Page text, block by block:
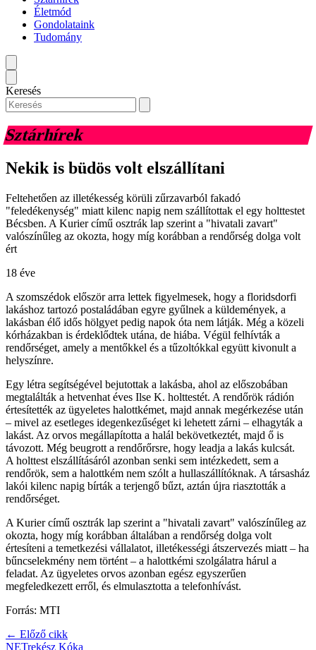
Életmód
Gondolataink
Tudomány
Keresés
Sztárhírek
Nekik is büdös volt elszállítani
Feltehetően az illetékesség körüli zűrzavarból fakadó
"feledékenység" miatt kilenc napig nem szállítottak el egy holttestet
Bécsben. A Kurier című osztrák lap szerint a "hivatali zavart"
valószínűleg az okozta, hogy míg korábban a rendőrség dolga volt
ért
18 éve
A szomszédok először arra lettek figyelmesek, hogy a floridsdorfi
lakáshoz tartozó postaládában egyre gyűlnek a küldemények, a
lakásban élő idős hölgyet pedig napok óta nem látják. Még a közeli
kórházakban is érdeklődtek utána, de hiába. Végül felhívták a
rendőrséget, amely a mentőkkel és a tűzoltókkal együtt kivonult a
helyszínre.
Egy létra segítségével bejutottak a lakásba, ahol az előszobában
megtalálták a hetvenhat éves Ilse K. holttestét. A rendőrök rádión
értesítették az ügyeletes halottkémet, majd annak megérkezése után
– mivel az esetleges idegenkezűséget ki lehetett zárni – elhagyták a
lakást. Az orvos megállapította a halál bekövetkeztét, majd ő is
távozott. Még beugrott a rendőrőrsre, hogy leadja a lakás kulcsát.
A holttest elszállításáról azonban senki sem intézkedett, sem a
rendőrök, sem a halottkém nem szólt a hullaszállítóknak. A társasház
lakói kilenc napig bírták a terjengő bűzt, aztán újra riasztották a
rendőrséget.
A Kurier című osztrák lap szerint a "hivatali zavart" valószínűleg az
okozta, hogy míg korábban általában a rendőrség dolga volt
értesíteni a temetkezési vállalatot, illetékességi átszervezés miatt – ha
bűncselekmény nem történt – a halottkémi szolgálatra hárul a
feladat. Az ügyeletes orvos azonban egész egyszerűen
megfeledkezett erről, és elmulasztotta a telefonhívást.
Forrás: MTI
← Előző cikk
NETrekész Kóka